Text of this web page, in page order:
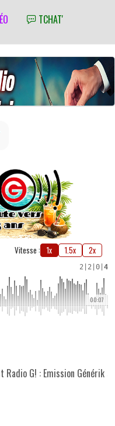
TCHAT'
Vitesse : 1x 1.5x 2x
2 2 0 4
00:07
Radio G! : Emission Générik